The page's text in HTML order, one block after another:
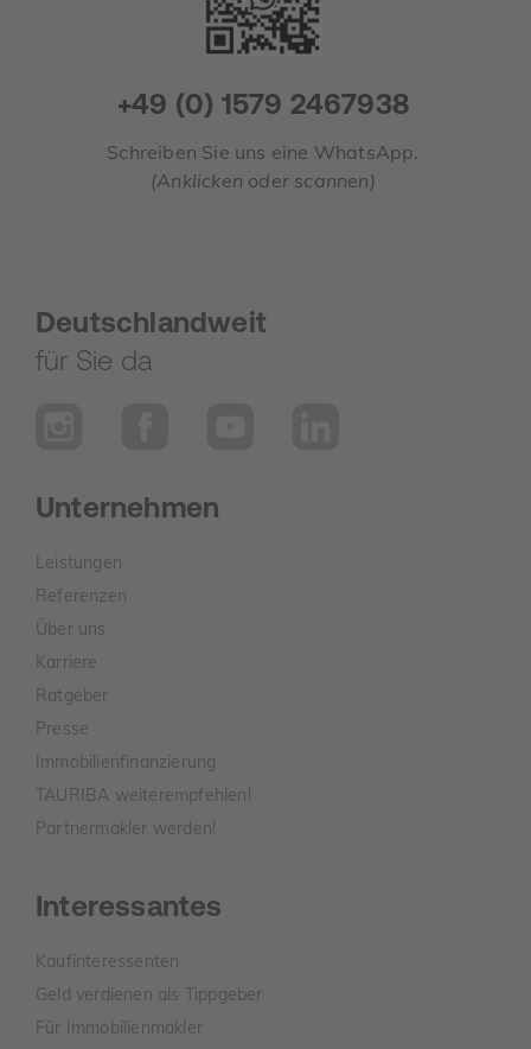
+49 (0) 1579 2467938
Schreiben Sie uns eine WhatsApp.
(Anklicken oder scannen)
Deutschlandweit
für Sie da
Unternehmen
Leistungen
Referenzen
Über uns
Karriere
Ratgeber
Presse
Immobilienfinanzierung
TAURIBA weiterempfehlen!
Partnermakler werden!
Interessantes
Kaufinteressenten
Geld verdienen als Tippgeber
Für Immobilienmakler